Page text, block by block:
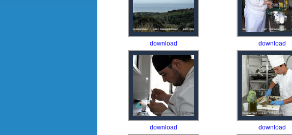
download download
download download